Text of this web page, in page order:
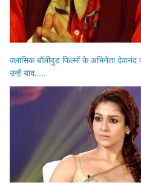
क्लासिक बॉलीवुड फिल्मों के अभिनेता
उन्हें याद…..